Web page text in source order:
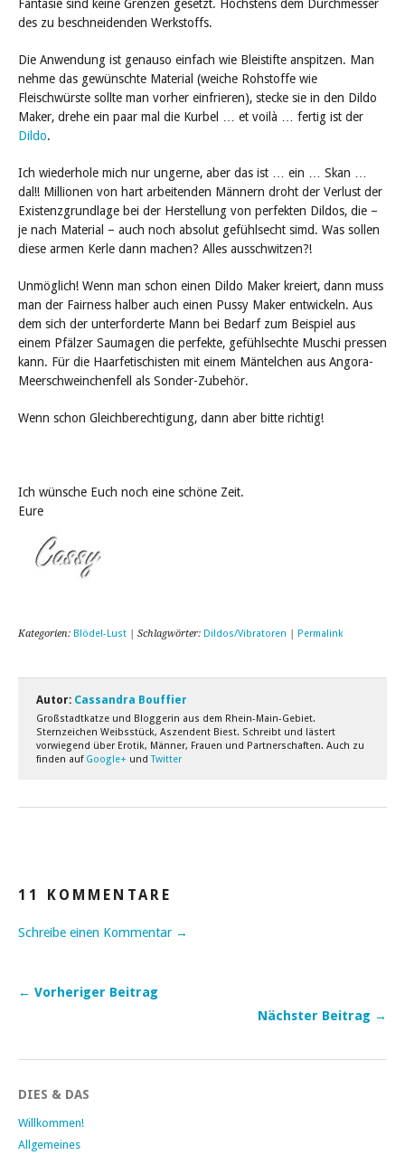
Fantasie sind keine Grenzen gesetzt. Höchstens dem Durchmesser
des zu beschneidenden Werkstoffs.
Die Anwendung ist genauso einfach wie Bleistifte anspitzen. Man
nehme das gewünschte Material (weiche Rohstoffe wie
Fleischwürste sollte man vorher einfrieren), stecke sie in den Dildo
Maker, drehe ein paar mal die Kurbel … et voilà … fertig ist der
Dildo.
Ich wiederhole mich nur ungerne, aber das ist … ein … Skan …
dal!! Millionen von hart arbeitenden Männern droht der Verlust der
Existenzgrundlage bei der Herstellung von perfekten Dildos, die –
je nach Material – auch noch absolut gefühlsecht simd. Was sollen
diese armen Kerle dann machen? Alles ausschwitzen?!
Unmöglich! Wenn man schon einen Dildo Maker kreiert, dann muss
man der Fairness halber auch einen Pussy Maker entwickeln. Aus
dem sich der unterforderte Mann bei Bedarf zum Beispiel aus
einem Pfälzer Saumagen die perfekte, gefühlsechte Muschi pressen
kann. Für die Haarfetischisten mit einem Mäntelchen aus Angora-
Meerschweinchenfell als Sonder-Zubehör.
Wenn schon Gleichberechtigung, dann aber bitte richtig!
Ich wünsche Euch noch eine schöne Zeit.
Eure
Kategorien: Blödel-Lust | Schlagwörter: Dildos/Vibratoren | Permalink
Autor: Cassandra Bouffier
Großstadtkatze und Bloggerin aus dem Rhein-Main-Gebiet.
Sternzeichen Weibsstück, Aszendent Biest. Schreibt und lästert
vorwiegend über Erotik, Männer, Frauen und Partnerschaften. Auch zu
finden auf Google+ undTwitter
11 KOMMENTARE
Schreibe einen Kommentar →
← Vorheriger Beitrag
Nächster Beitrag →
DIES & DAS
Willkommen!
Allgemeines